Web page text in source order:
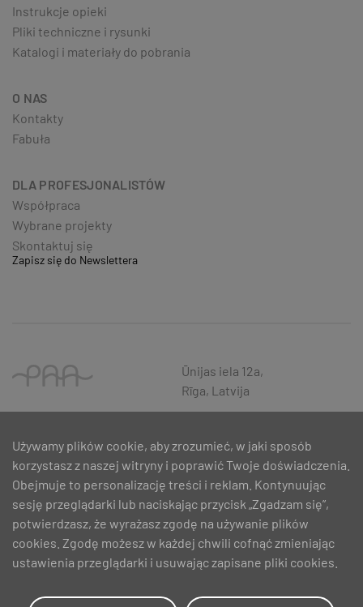
Instrukcje opieki
Pliki techniczne i rysunki
Katalogi i materiały do pobrania
O NAS
Kontakty
Fabuła
DLA PROFESJONALISTÓW
Współpraca
Wybrane projekty
Skontaktuj się
Zapisz się do Newslettera
Ūnijas iela 12a,
Rīga, Latvija
Używamy plików cookie, aby zrozumieć, w jaki sposób
korzystasz z naszej witryny i poprawić Twoje doświadczenia.
Obejmuje to personalizację treści i reklam. Kontynuując
sesję przeglądarki lub naciskając przycisk „Zgadzam się”,
potwierdzasz, że wyrażasz zgodę na używanie plików
cookies. Zgodę możesz w każdej chwili cofnąć zmieniając
ustawienia przeglądarki i usuwając zapisane pliki cookies.